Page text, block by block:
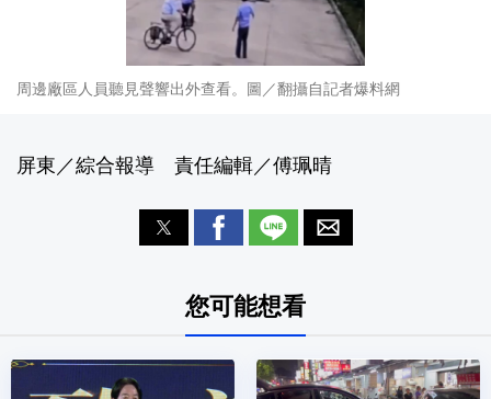
周邊廠區人員聽見聲響出外查看。圖／翻攝自記者爆料網
屏東／綜合報導 責任編輯／傅珮晴
您可能想看